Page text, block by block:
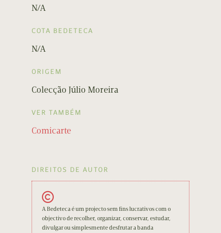
N/A
COTA BEDETECA
N/A
ORIGEM
Colecção Júlio Moreira
VER TAMBÉM
Comicarte
DIREITOS DE AUTOR
A Bedeteca é um projecto sem fins lucrativos com o
objectivo de recolher, organizar, conservar, estudar,
divulgar ou simplesmente desfrutar a banda